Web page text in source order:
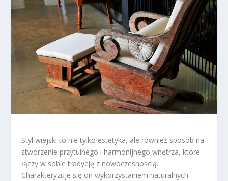
Styl wiejski to nie tylko estetyka, ale również sposób na
stworzenie przytulnego i harmonijnego wnętrza, które
łączy w sobie tradycję z nowoczesnością.
Charakteryzuje się on wykorzystaniem naturalnych